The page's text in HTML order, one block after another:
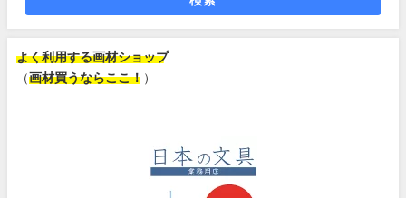
よく利用する画材ショップ
（画材買うならここ！ ）